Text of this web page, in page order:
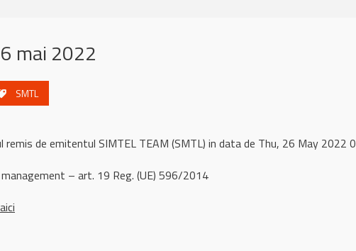
mai 2022
SMTL
de emitentul SIMTEL TEAM (SMTL) in data de Thu, 26 May 2022
– art. 19 Reg. (UE) 596/2014